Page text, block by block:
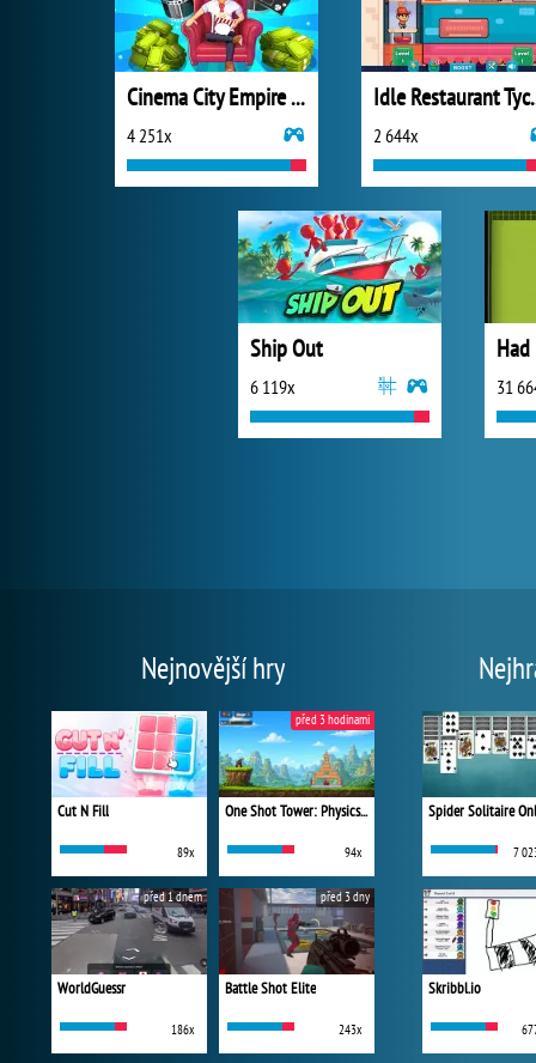
Cinema City Empire Idle Tycoon
4 251x
Idle
2 644x
Ship Out
6 119x
Had
31
Nejnovější hry
Cut N Fill
89x
One Shot Tower: Physics Destroyer
94x
před 3 hodinami
WorldGuessr
186x
před 1 dnem
Battle Shot Elite
243x
před 3 dny
Spider Solitaire
7
Skribbl.io